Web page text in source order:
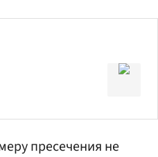
пресечения не